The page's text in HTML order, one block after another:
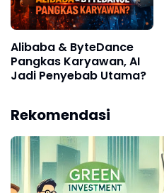
Alibaba & ByteDance
Pangkas Karyawan, AI
Jadi Penyebab Utama?
Rekomendasi